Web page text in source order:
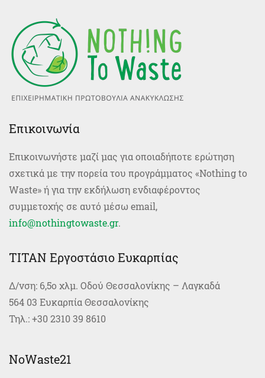
Επικοινωνία
Επικοινωνήστε μαζί μας για οποιαδήποτε ερώτηση
σχετικά με την πορεία του προγράμματος «Nοthing to
Waste» ή για την εκδήλωση ενδιαφέροντος
συμμετοχής σε αυτό μέσω email,
info@nothingtowaste.gr.
TITAN Εργοστάσιο Ευκαρπίας
Δ/νση: 6,5ο χλμ. Οδού Θεσσαλονίκης – Λαγκαδά
564 03 Ευκαρπία Θεσσαλονίκης
Τηλ.: +30 2310 39 8610
NoWaste21